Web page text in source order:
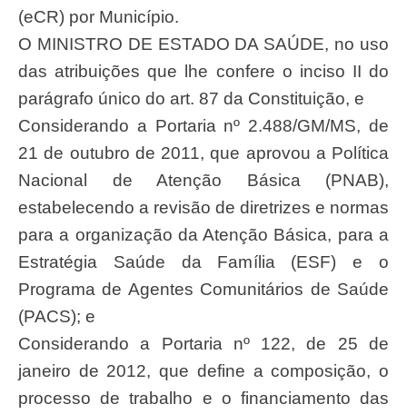
(eCR) por Município.
O MINISTRO DE ESTADO DA SAÚDE, no uso
das atribuições que lhe confere o inciso II do
parágrafo único do art. 87 da Constituição, e
Considerando a Portaria nº 2.488/GM/MS, de
21 de outubro de 2011, que aprovou a Política
Nacional de Atenção Básica (PNAB),
estabelecendo a revisão de diretrizes e normas
para a organização da Atenção Básica, para a
Estratégia Saúde da Família (ESF) e o
Programa de Agentes Comunitários de Saúde
(PACS); e
Considerando a Portaria nº 122, de 25 de
janeiro de 2012, que define a composição, o
processo de trabalho e o financiamento das